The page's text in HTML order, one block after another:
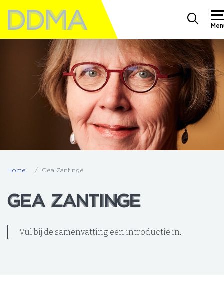
Home Gea Zantinge
GEA ZANTINGE
GEA ZANTINGE
Vul bij de samenvatting een introductie in.